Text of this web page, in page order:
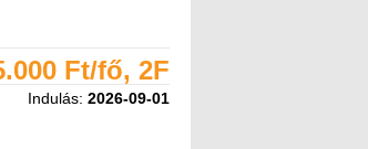
Ft/fő, 2F
Indulás: 2026-09-01